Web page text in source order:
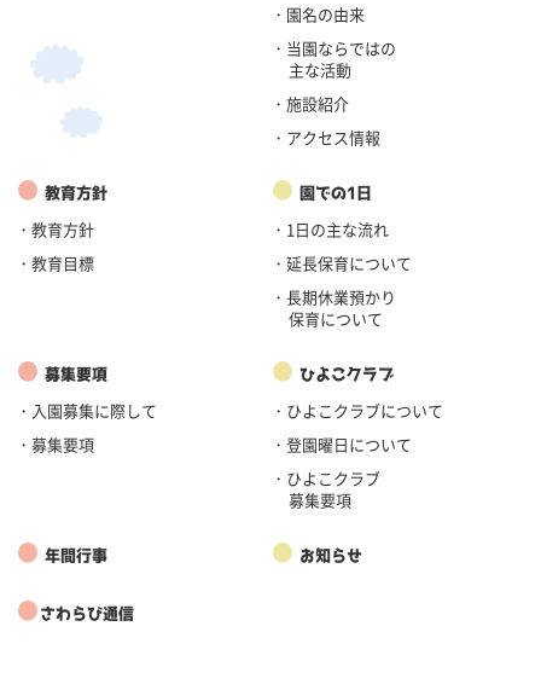
・園名の由来
・当園ならではの
主な活動
・施設紹介
・アクセス情報
● 教育方針
・教育方針
・教育目標
● 園での1日
・1日の主な流れ
・延長保育について
・長期休業預かり
保育について
● 募集要項
・入園募集に際して
・募集要項
● ひよこクラブ
・ひよこクラブについて
・登園曜日について
・ひよこクラブ
募集要項
● 年間行事 ● お知らせ
● さわらび通信